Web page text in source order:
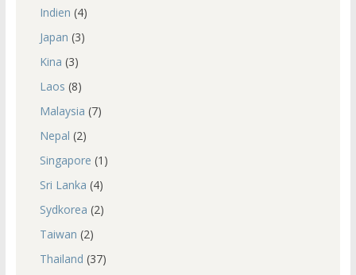
Indien (4)
Japan (3)
Kina (3)
Laos (8)
Malaysia (7)
Nepal (2)
Singapore (1)
Sri Lanka (4)
Sydkorea (2)
Taiwan (2)
Thailand (37)